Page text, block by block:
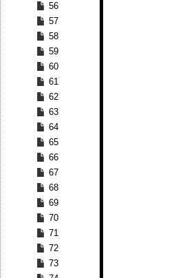
56
57
58
59
60
61
62
63
64
65
66
67
68
69
70
71
72
73